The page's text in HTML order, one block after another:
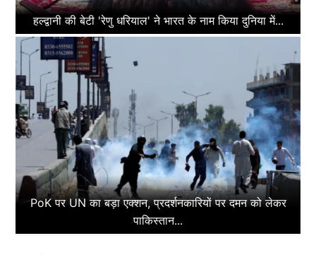
हल्द्वानी की बेटी 'रेणु धरियाल' ने भारत के नाम किया दुनिया में...
PoK पर UN का बड़ा एक्शन, प्रदर्शनकारियों पर दमन को लेकर
पाकिस्तान...